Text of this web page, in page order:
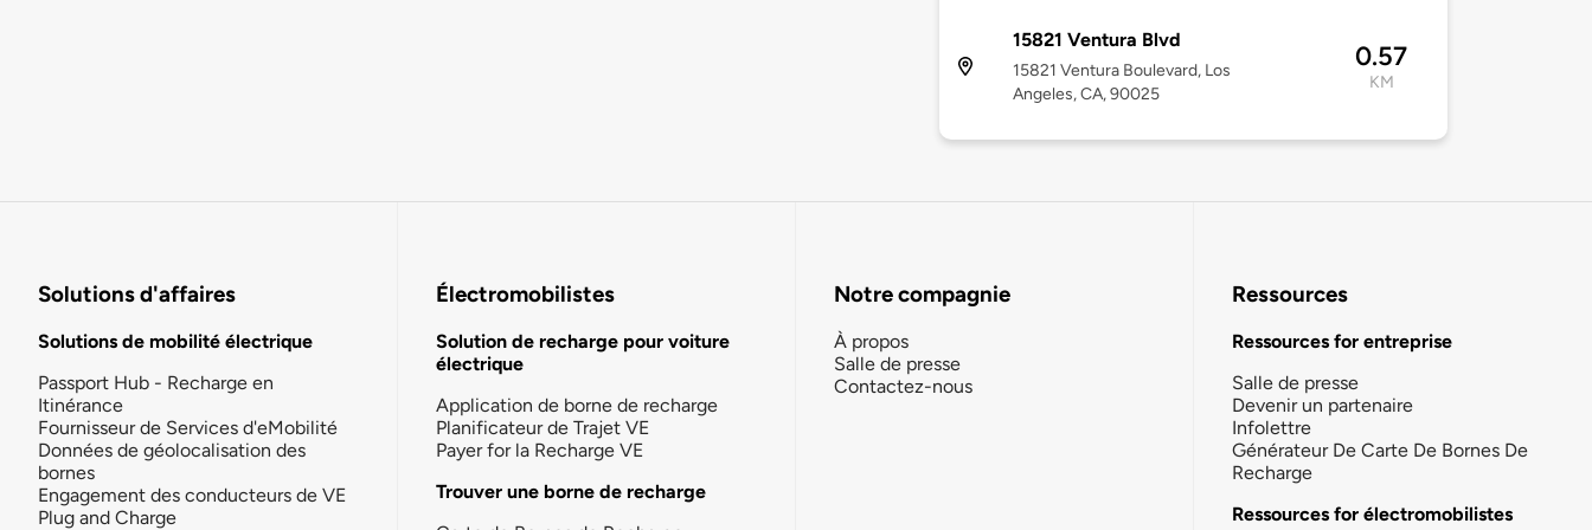
15821 Ventura Blvd
15821 Ventura Boulevard, Los
Angeles, CA, 90025
0.57
KM
Solutions d'affaires
Solutions de mobilité électrique
Passport Hub - Recharge en
Itinérance
Fournisseur de Services d'eMobilité
Données de géolocalisation des
bornes
Engagement des conducteurs de VE
Plug and Charge
Électromobilistes
Solution de recharge pour voiture
électrique
Application de borne de recharge
Planificateur de Trajet VE
Payer for la Recharge VE
Trouver une borne de recharge
Notre compagnie
À propos
Salle de presse
Contactez-nous
Ressources
Ressources for entreprise
Salle de presse
Devenir un partenaire
Infolettre
Générateur De Carte De Bornes De
Recharge
Ressources for électromobilistes